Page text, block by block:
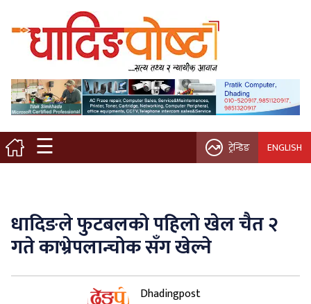
☰
मुख्य पृष्ठ
स्थानीय समाचार
विचार / ब्लग
नगर/गाउँ पालिका
कृषि/सहकारी
साहित्य / संस्कृति
ट्रेन्डिङ ENGLISH
धादिङले फुटबलको पहिलो खेल चैत २
गते काभ्रेपलान्चोक सँग खेल्ने
Dhadingpost